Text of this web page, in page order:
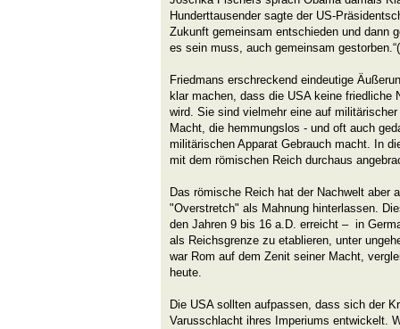
Hunderttausender sagte der US-
Zukunft gemeinsam entschieden und dann
es sein muss, auch gemeinsam
Friedmans erschreckend eindeutige
klar machen, dass die USA keine friedliche
wird. Sie sind vielmehr eine auf
Macht, die hemmungslos - und oft auch
militärischen Apparat Gebrauch macht. In
mit dem römischen Reich durchaus
Das römische Reich hat der Nachwelt aber
"Overstretch" als Mahnung hinterlassen.
den Jahren 9 bis 16 a.D. erreicht – in
als Reichsgrenze zu etablieren, unter
war Rom auf dem Zenit seiner Macht,
heute.
Die USA sollten aufpassen, dass sich der
Varusschlacht ihres Imperiums entwickelt.